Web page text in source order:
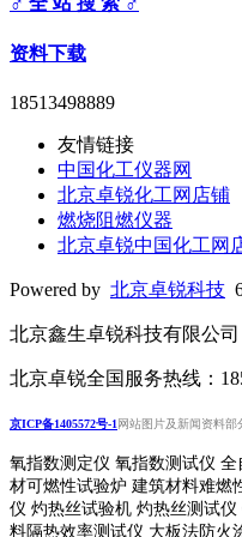
资料下载
18513498889
友情链接
中国化工仪器网
北京卓锐化工网店铺
燃烧阻燃仪器
北京卓锐中国化工网
Powered by 北京卓锐科技
北京鑫生卓锐科技有限公司
北京卓锐全国服务热线：
京ICP备1405572号-1网站图片及新闻资料部
氧指数测定仪 氧指数测试仪
材可燃性试验炉 建筑材料难燃
仪 灼热丝试验机 灼热丝测试
料隔热效率测试仪 大板法防火